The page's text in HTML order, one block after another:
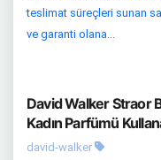
teslimat süreçleri sunan
ve garanti olana...
David Walker Straor
Kadın Parfümü
david-walker